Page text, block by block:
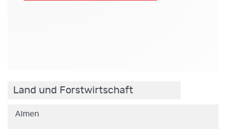
Land und Forstwirtschaft
Almen